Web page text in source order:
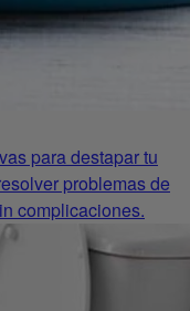
para destapar tu
problemas de
complicaciones.